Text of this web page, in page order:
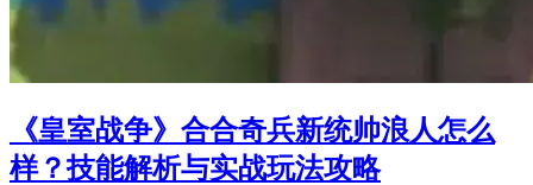
《皇室战争》合合奇兵新统帅浪人怎么
样？技能解析与实战玩法攻略